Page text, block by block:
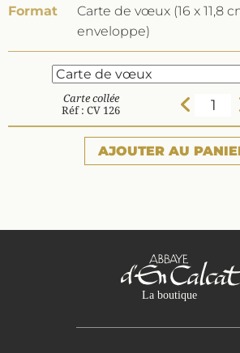
Format
Carte de vœux (16 x 11,8
enveloppe)
Carte collée
Réf : CV 126
AJOUTER AU